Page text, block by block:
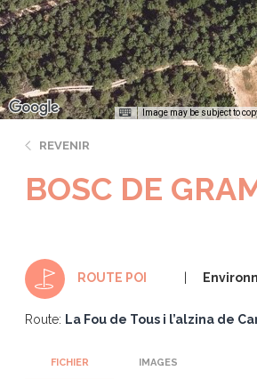
Image may be subject to
REVENIR
BOSC DE
ROUTE POI
Route: La Fou de Tous i l’alzina de
FICHIER IMAGES